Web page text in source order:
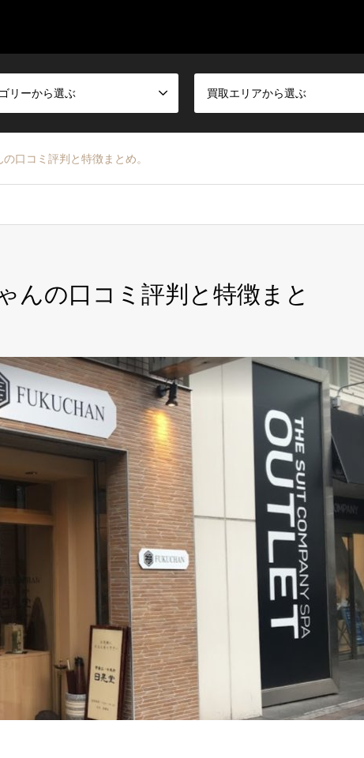
リーから選ぶ 買取エリアから選ぶ
口コミ評判と特徴まとめ。
んの口コミ評判と特徴まと